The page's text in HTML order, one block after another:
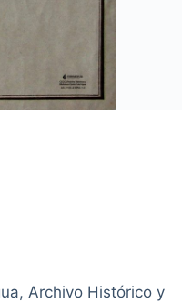
Archivo Histórico y